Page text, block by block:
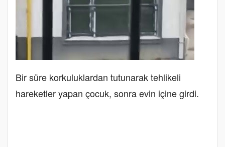
Bir süre korkuluklardan tutunarak tehlikeli
hareketler yapan çocuk, sonra evin içine girdi.